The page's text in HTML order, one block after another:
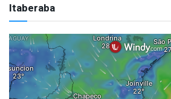
Itaberaba